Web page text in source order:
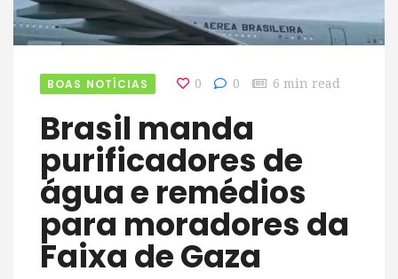
BOAS NOTÍCIAS 0 0 6 min read
Brasil manda
purificadores de
água e remédios
para moradores da
Faixa de Gaza